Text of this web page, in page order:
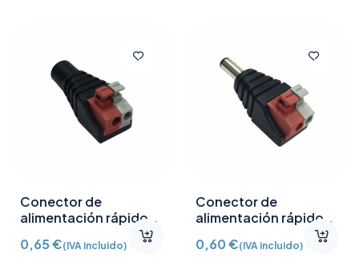
Conector de
alimentación rápido
0,65€(IVA incluido)
Conector de
alimentación rápido
0,60€(IVA incluido)